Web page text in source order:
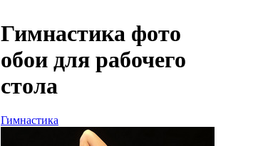
Гимнастика фото
обои для рабочего
стола
Гимнастика